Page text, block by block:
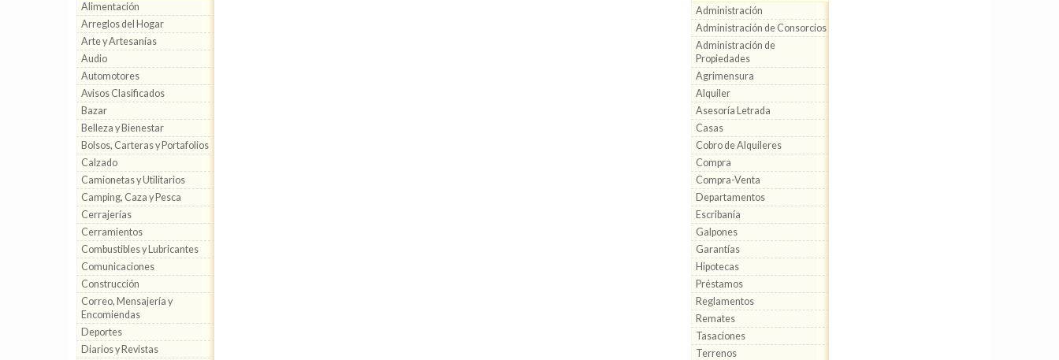
Alimentación
Arreglos del Hogar
Arte y Artesanías
Audio
Automotores
Avisos Clasificados
Bazar
Belleza y Bienestar
Bolsos, Carteras y Portafolios
Calzado
Camionetas y Utilitarios
Camping, Caza y Pesca
Cerrajerías
Cerramientos
Combustibles y Lubricantes
Comunicaciones
Construcción
Correo, Mensajería y
Encomiendas
Deportes
Diarios y Revistas
Administración
Administración de Consorcios
Administración de
Propiedades
Agrimensura
Alquiler
Asesoría Letrada
Casas
Cobro de Alquileres
Compra
Compra-Venta
Departamentos
Escribanía
Galpones
Garantías
Hipotecas
Préstamos
Reglamentos
Remates
Tasaciones
Terrenos